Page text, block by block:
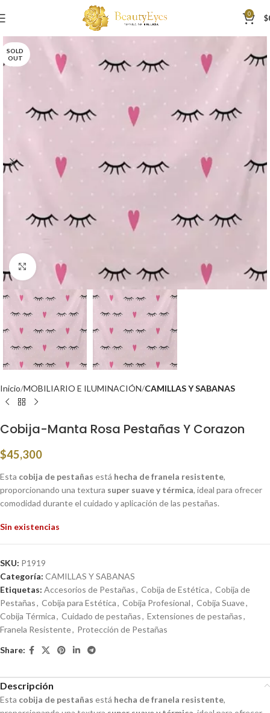
0 $
SOLD
OUT
Click to enlarge
Inicio MOBILIARIO E ILUMINACIÓN CAMILLAS Y SABANAS
Cobija-Manta Rosa Pestañas Y Corazon
$45,300
Esta cobija de pestañas está hecha de franela resistente,
proporcionando una textura super suave y térmica, ideal para ofrecer
comodidad durante el cuidado y aplicación de las pestañas.
Sin existencias
SKU: P1919
Categoría: CAMILLAS Y SABANAS
Etiquetas: Accesorios de Pestañas, Cobija de Estética, Cobija de
Pestañas, Cobija para Estética, Cobija Profesional, Cobija Suave,
Cobija Térmica, Cuidado de pestañas, Extensiones de pestañas,
Franela Resistente, Protección de Pestañas
Share:
Descripción
Esta cobija de pestañas está hecha de franela resistente,